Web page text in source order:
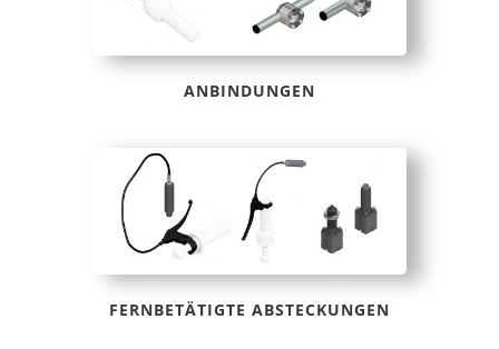
ANBINDUNGEN
FERNBETÄTIGTE ABSTECKUNGEN